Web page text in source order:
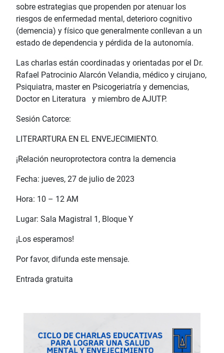
sobre estrategias que propenden por atenuar los
riesgos de enfermedad mental, deterioro cognitivo
(demencia) y físico que generalmente conllevan a un
estado de dependencia y pérdida de la autonomía.
Las charlas están coordinadas y orientadas por el Dr.
Rafael Patrocinio Alarcón Velandia, médico y cirujano,
Psiquiatra, master en Psicogeriatría y demencias,
Doctor en Literatura y miembro de AJUTP.
Sesión Catorce:
LITERARTURA EN EL ENVEJECIMIENTO.
¡Relación neuroprotectora contra la demencia
Fecha: jueves, 27 de julio de 2023
Hora: 10 – 12 AM
Lugar: Sala Magistral 1, Bloque Y
¡Los esperamos!
Por favor, difunda este mensaje.
Entrada gratuita